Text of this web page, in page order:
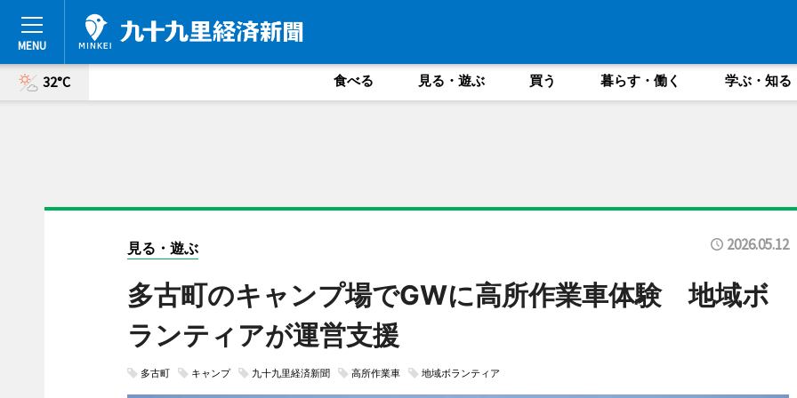
32°C 食べる 見る・遊ぶ 買う 暮らす・働く 学ぶ・知る
見る・遊ぶ 2026.05.12
多古町のキャンプ場でGWに高所作業車体験 地域ボ
ランティアが運営支援
多古町 キャンプ 九十九里経済新聞 高所作業車 地域ボランティア